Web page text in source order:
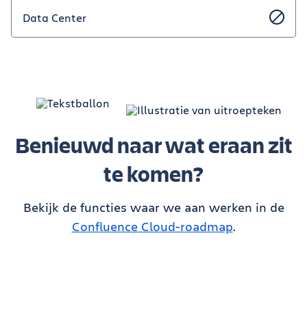
Data Center
Benieuwd naar wat eraan zit
te komen?
Bekijk de functies waar we aan werken in de
Confluence Cloud-roadmap.